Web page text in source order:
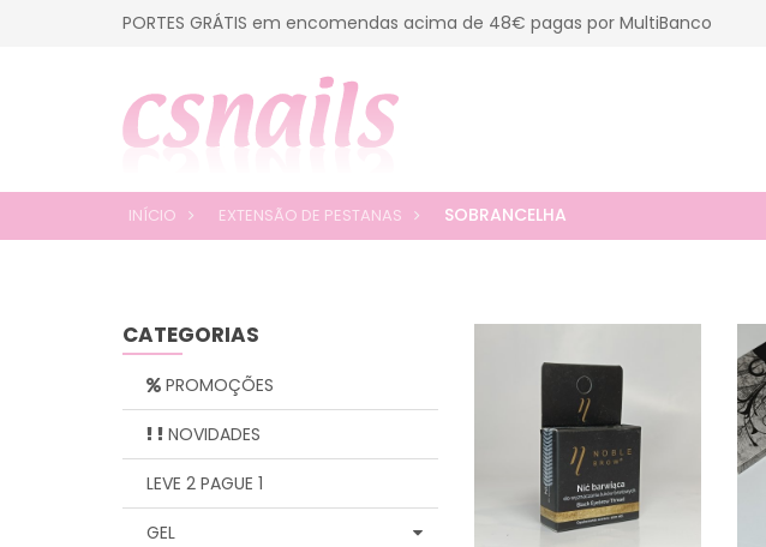
PORTES GRÁTIS em encomendas acima de 48€ pagas por MultiBanco
INÍCIO EXTENSÃO DE PESTANAS SOBRANCELHA
CATEGORIAS
PROMOÇÕES
NOVIDADES
LEVE 2 PAGUE 1
GEL